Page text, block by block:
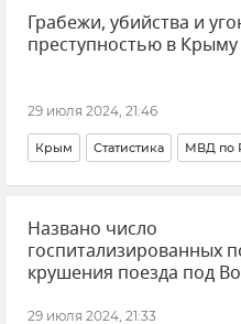
Грабежи, убийства и
преступностью в Крыму
29 июля 2024, 21:46
Крым Статистика МВД по
Общество Новости Крыма
Названо число
госпитализированных
крушения поезда под
29 июля 2024, 21:33